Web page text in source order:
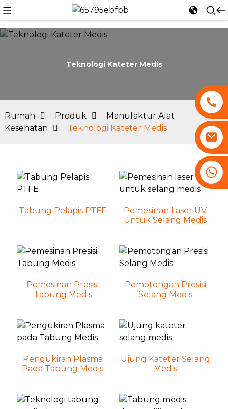
+86 13530645990
Teknologi Kateter Medis
Rumah Produk
Manufaktur Alat
Kesehatan
Teknologi Kateter Medis
Tabung Pelapis PTFE
Pemesinan Laser UV
Untuk Selang Medis
Pemesinan Presisi
Tabung Medis
Pemotongan Presisi
Selang Medis
Pengukiran Plasma
Pada Tabung Medis
Ujung Kateter Selang
Medis